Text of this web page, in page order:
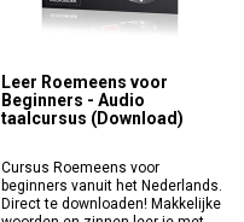
Leer Roemeens voor
Beginners - Audio
taalcursus (Download)
Cursus Roemeens voor
beginners vanuit het Nederlands.
Direct te downloaden! Makkelijke